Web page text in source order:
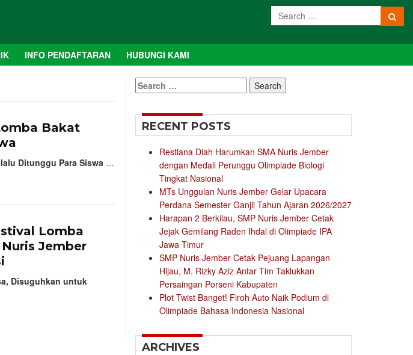
INFO PENDAFTARAN HUBUNGI KAMI
Bakat
Ditunggu Para Siswa …
Lomba
Jember
Disuguhkan untuk
Search
for:
RECENT POSTS
Restiana Diah Harumkan SMA Nuris Jember
dengan Medali Perunggu Olimpiade Biologi
Tingkat Nasional
MTs Unggulan Nuris Jember Gelar Upacara
Perdana Semester Ganjil Tahun Ajaran 2026/2027
Harapan 2 Berkilau, SMP Nuris Jember Cetak
Jejak Gemilang Raden Ihdal di Olimpiade IPA
Jawa Timur
SMP Nuris Jember Cetak Pejuang Lapangan
Hijau, M. Rizky Aziz Antar Tim Taklukkan
Persaingan Porseni Kabupaten
Plot Twist Banget! Firoh Auto Naik Podium di
Olimpiade Bahasa Indonesia Nasional
ARCHIVES